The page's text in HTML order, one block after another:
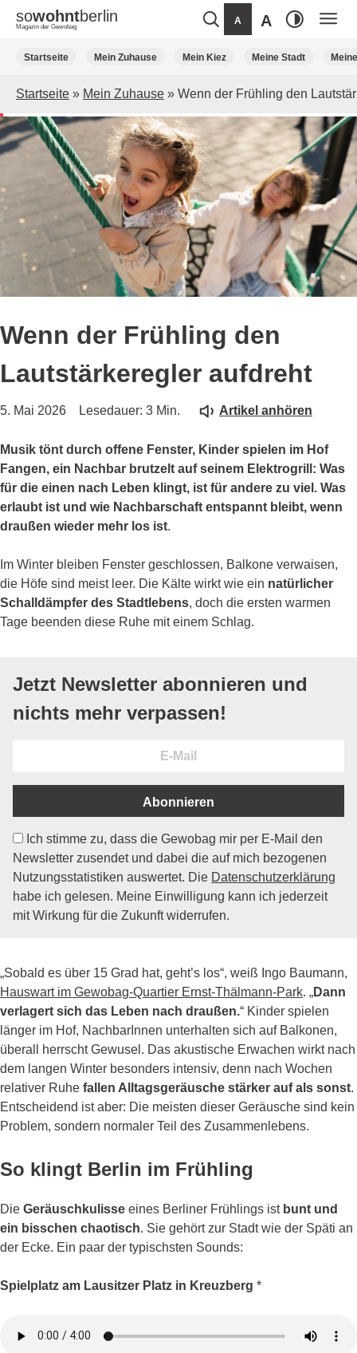
sowohntberlin
Magazin der Gewobag
A A
Startseite Mein Zuhause Mein Kiez Meine Stadt
Startseite » Mein Zuhause » Wenn der Frühling den
Wenn der Frühling den
Lautstärkeregler aufdreht
5. Mai 2026 Lesedauer: 3 Min. Artikel anhören
Musik tönt durch offene Fenster, Kinder spielen im Hof
Fangen, ein Nachbar brutzelt auf seinem Elektrogrill: Was
für die einen nach Leben klingt, ist für andere zu viel. Was
erlaubt ist und wie Nachbarschaft entspannt bleibt, wenn
draußen wieder mehr los ist.
Im Winter bleiben Fenster geschlossen, Balkone verwaisen,
die Höfe sind meist leer. Die Kälte wirkt wie ein natürlicher
Schalldämpfer des Stadtlebens, doch die ersten warmen
Tage beenden diese Ruhe mit einem Schlag.
Jetzt Newsletter abonnieren und
nichts mehr verpassen!
Ich stimme zu, dass die Gewobag mir per E-Mail den
Newsletter zusendet und dabei die auf mich bezogenen
Nutzungsstatistiken auswertet. Die Datenschutzerklärung
habe ich gelesen. Meine Einwilligung kann ich jederzeit
mit Wirkung für die Zukunft widerrufen.
Abonnieren
„Sobald es über 15 Grad hat, geht’s los“, weiß Ingo Baumann,
Hauswart im Gewobag-Quartier Ernst-Thälmann-Park. „Dann
verlagert sich das Leben nach draußen.“ Kinder spielen
länger im Hof, NachbarInnen unterhalten sich auf Balkonen,
überall herrscht Gewusel. Das akustische Erwachen wirkt nach
dem langen Winter besonders intensiv, denn nach Wochen
relativer Ruhe fallen Alltagsgeräusche stärker auf als sonst.
Entscheidend ist aber: Die meisten dieser Geräusche sind kein
Problem, sondern normaler Teil des Zusammenlebens.
So klingt Berlin im Frühling
Die Geräuschkulisse eines Berliner Frühlings ist bunt und
ein bisschen chaotisch. Sie gehört zur Stadt wie der Späti an
der Ecke. Ein paar der typischsten Sounds:
Spielplatz am Lausitzer Platz in Kreuzberg *